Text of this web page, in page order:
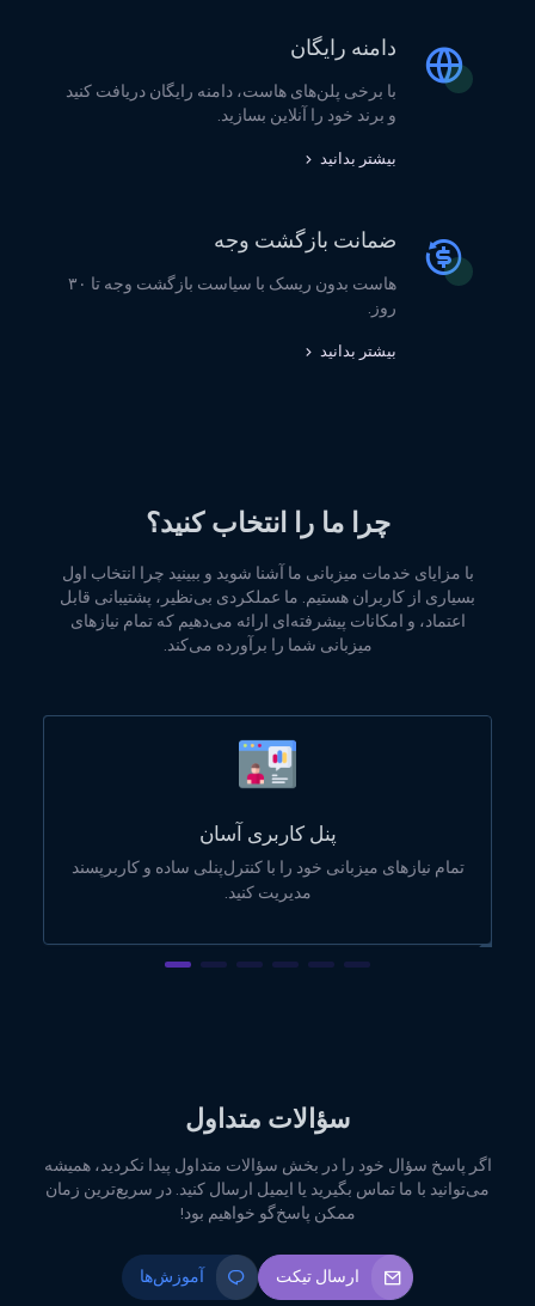
دامنه رایگان
با برخی پلن‌های هاست، دامنه رایگان دریافت کنید
و برند خود را آنلاین بسازید.
بیشتر بدانید
ضمانت بازگشت وجه
هاست بدون ریسک با سیاست بازگشت وجه تا ۳۰
روز.
بیشتر بدانید
چرا ما را انتخاب کنید؟
با مزایای خدمات میزبانی ما آشنا شوید و ببینید چرا انتخاب اول
بسیاری از کاربران هستیم. ما عملکردی بی‌نظیر، پشتیبانی قابل
اعتماد، و امکانات پیشرفته‌ای ارائه می‌دهیم که تمام نیازهای
میزبانی شما را برآورده می‌کند.
پنل کاربری آسان
تمام نیازهای میزبانی خود را با کنترل‌پنلی ساده و کاربرپسند
مدیریت کنید.
سؤالات متداول
اگر پاسخ سؤال خود را در بخش سؤالات متداول پیدا نکردید، همیشه
می‌توانید با ما تماس بگیرید یا ایمیل ارسال کنید. در سریع‌ترین زمان
ممکن پاسخ‌گو خواهیم بود!
ارسال تیکت آموزش‌ها